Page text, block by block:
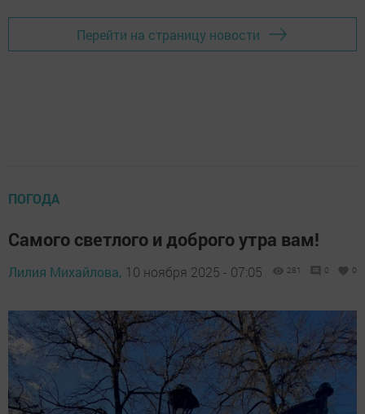
Перейти на страницу новости
ПОГОДА
Самого светлого и доброго утра вам!
Лилия Михайлова, 10 ноября 2025 - 07:05 281 0 0